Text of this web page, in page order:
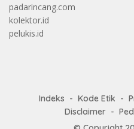
padarincang.com
kolektor.id
pelukis.id
Indeks Kode Etik
Disclaimer